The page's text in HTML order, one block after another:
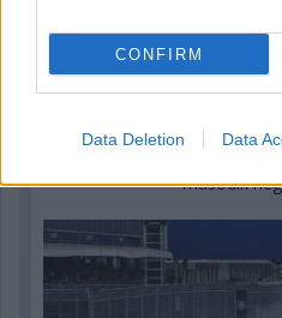
CONFIRM
Data Deletion Data
második